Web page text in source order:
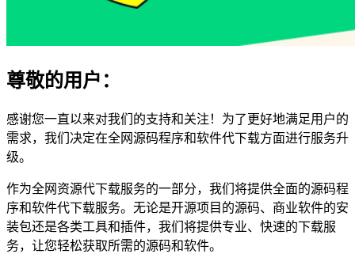
尊敬的用户：
感谢您一直以来对我们的支持和关注！为了更好地满足用户的
需求，我们决定在全网源码程序和软件代下载方面进行服务升
级。
作为全网资源代下载服务的一部分，我们将提供全面的源码程
序和软件代下载服务。无论是开源项目的源码、商业软件的安
装包还是各类工具和插件，我们将提供专业、快速的下载服
务，让您轻松获取所需的源码和软件。